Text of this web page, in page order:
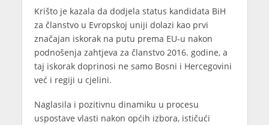
Krišto je kazala da dodjela status kandidata BiH
za članstvo u Evropskoj uniji dolazi kao prvi
značajan iskorak na putu prema EU-u nakon
podnošenja zahtjeva za članstvo 2016. godine, a
taj iskorak doprinosi ne samo Bosni i Hercegovini
već i regiji u cjelini.
Naglasila i pozitivnu dinamiku u procesu
uspostave vlasti nakon općih izbora, ističući